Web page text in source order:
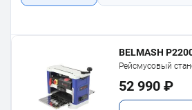
BELMASH
Рейсмусовый
52 990 ₽